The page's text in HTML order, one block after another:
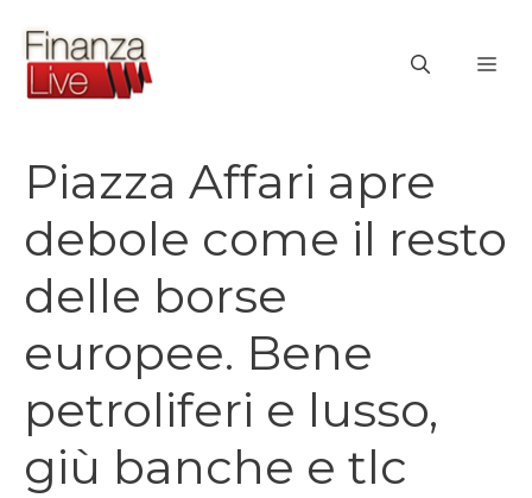
contenuto
Piazza Affari apre
debole come il resto
delle borse
europee. Bene
petroliferi e lusso,
giù banche e tlc